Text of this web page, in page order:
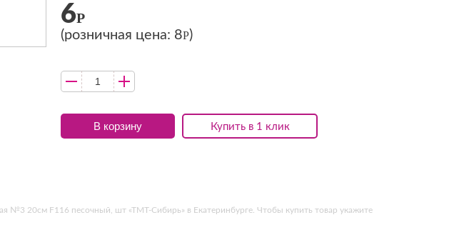
Купить в 1 клик
6Р
(розничная цена: 8Р)
В корзину
№3 20см F116 песочный, шт «ТМТ-Сибирь» в Екатеринбурге. Чтобы купить товар укажите